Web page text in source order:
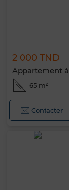
2 000 TND
Appartement à
65 m²
Contacter